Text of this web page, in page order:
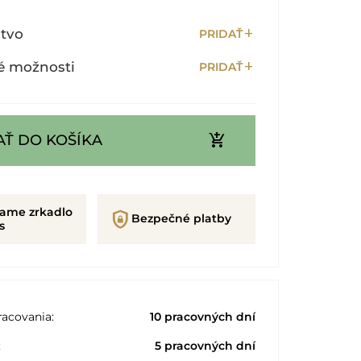
PRIDAŤadd
možnosti PRIDAŤadd
DO KOŠÍKA add_shopping_cart
zrkadlo
shield_lock Bezpečné platby
10 pracovných dní
5 pracovných dní